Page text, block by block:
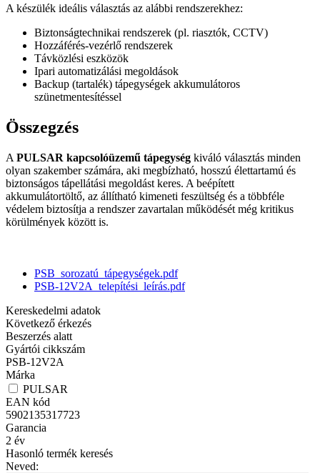
A készülék ideális választás az alábbi rendszerekhez:
Biztonságtechnikai rendszerek (pl. riasztók, CCTV)
Hozzáférés-vezérlő rendszerek
Távközlési eszközök
Ipari automatizálási megoldások
Backup (tartalék) tápegységek akkumulátoros
szünetmentesítéssel
Összegzés
A PULSAR kapcsolóüzemű tápegység kiváló választás minden
olyan szakember számára, aki megbízható, hosszú élettartamú és
biztonságos tápellátási megoldást keres. A beépített
akkumulátortöltő, az állítható kimeneti feszültség és a többféle
védelem biztosítja a rendszer zavartalan működését még kritikus
körülmények között is.
PSB_sorozatú_tápegységek.pdf
PSB-12V2A_telepítési_leírás.pdf
Kereskedelmi adatok
Következő érkezés
Beszerzés alatt
Gyártói cikkszám
PSB-12V2A
Márka
PULSAR
EAN kód
5902135317723
Garancia
2 év
Hasonló termék keresés
Neved: